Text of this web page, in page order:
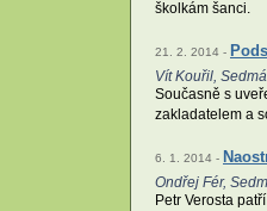
školkám šanci.
21. 2. 2014 -
Vít Kouřil,
Současně s
zakladatelem a
6. 1. 2014 -
Ondřej Fér,
Petr Verosta